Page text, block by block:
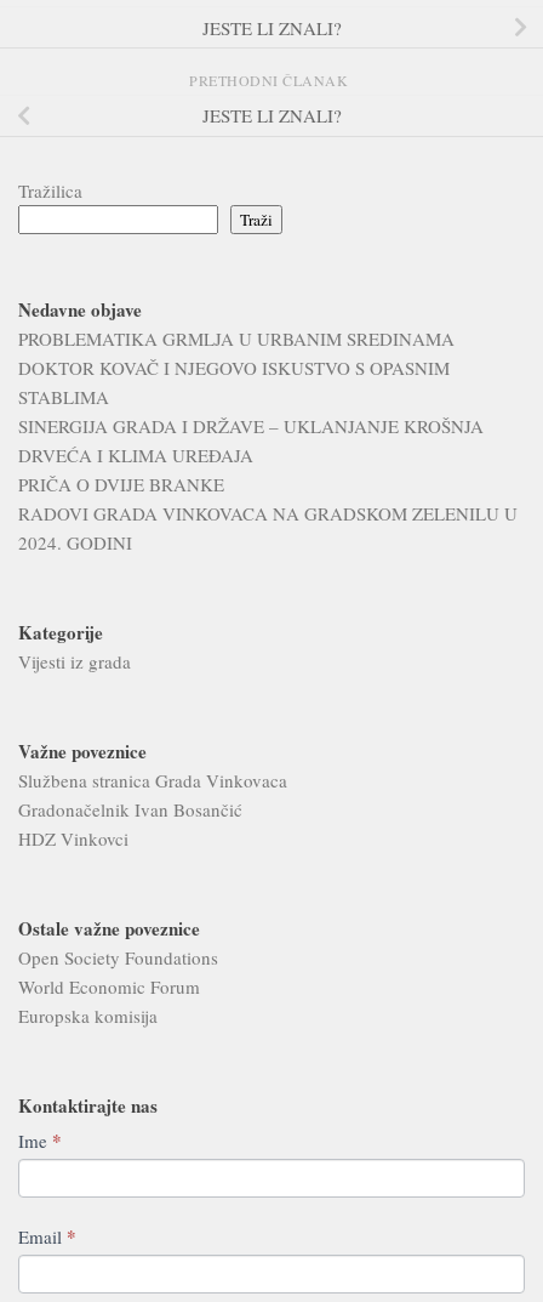
JESTE LI ZNALI?
PRETHODNI ČLANAK
JESTE LI ZNALI?
Tražilica
Traži
Nedavne objave
PROBLEMATIKA GRMLJA U URBANIM SREDINAMA
DOKTOR KOVAČ I NJEGOVO ISKUSTVO S OPASNIM
STABLIMA
SINERGIJA GRADA I DRŽAVE – UKLANJANJE KROŠNJA
DRVEĆA I KLIMA UREĐAJA
PRIČA O DVIJE BRANKE
RADOVI GRADA VINKOVACA NA GRADSKOM ZELENILU U
2024. GODINI
Kategorije
Vijesti iz grada
Važne poveznice
Službena stranica Grada Vinkovaca
Gradonačelnik Ivan Bosančić
HDZ Vinkovci
Ostale važne poveznice
Open Society Foundations
World Economic Forum
Europska komisija
Kontaktirajte nas
Contact
Us
Ime *
Email *
If
you
are
human,
leave
this